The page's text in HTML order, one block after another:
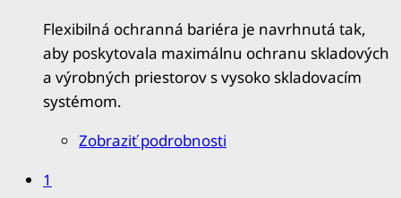
Flexibilná ochranná bariéra je navrhnutá tak,
aby poskytovala maximálnu ochranu skladových
a výrobných priestorov s vysoko skladovacím
systémom.
Zobraziť podrobnosti
1